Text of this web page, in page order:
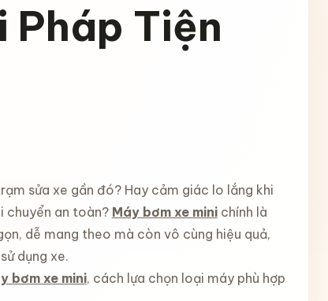
Pháp Tiện
sửa xe gần đó? Hay cảm giác lo lắng khi
chuyển an toàn? Máy bơm xe minichính là
dễ mang theo mà còn vô cùng hiệu quả,
dụng xe.
bơm xe mini, cách lựa chọn loại máy phù hợp